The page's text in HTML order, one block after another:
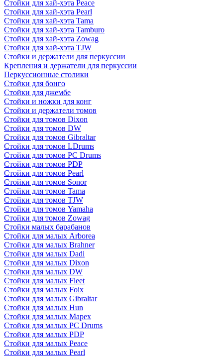
Стойки для хай-хэта Peace
Стойки для хай-хэта Pearl
Стойки для хай-хэта Tama
Стойки для хай-хэта Tamburo
Стойки для хай-хэта Zowag
Стойки для хай-хэта TJW
Стойки и держатели для перкуссии
Крепления и держатели для перкуссии
Перкуссионные столики
Стойки для бонго
Стойки для джембе
Стойки и ножки для конг
Стойки и держатели томов
Стойки для томов Dixon
Стойки для томов DW
Стойки для томов Gibraltar
Стойки для томов LDrums
Стойки для томов PC Drums
Стойки для томов PDP
Стойки для томов Pearl
Стойки для томов Sonor
Стойки для томов Tama
Стойки для томов TJW
Стойки для томов Yamaha
Стойки для томов Zowag
Стойки малых барабанов
Стойки для малых Arborea
Стойки для малых Brahner
Стойки для малых Dadi
Стойки для малых Dixon
Стойки для малых DW
Стойки для малых Fleet
Стойки для малых Foix
Стойки для малых Gibraltar
Стойки для малых Hun
Стойки для малых Mapex
Стойки для малых PC Drums
Стойки для малых PDP
Стойки для малых Peace
Стойки для малых Pearl